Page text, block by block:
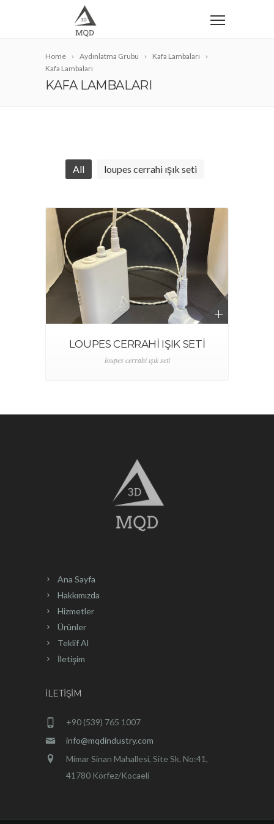
Home Aydınlatma Grubu
Kafa Lambaları
Kafa Lambaları
KAFA LAMBALARI
All loupes cerrahi ışık seti
LOUPES CERRAHI IŞIK SETI
loupes cerrahi ışık seti
Ana Sayfa
Hakkımızda
Hizmetler
Ürünler
Teklif Al
İletişim
İLETIŞIM
+90 (539) 765 1007
info@mqdindustry.com
Mimar Sinan Mahallesi, Site Sk. No:41,
41780 Körfez/Kocaeli